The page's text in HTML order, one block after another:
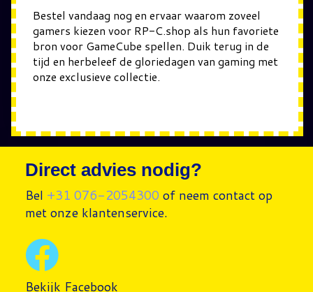
Bestel vandaag nog en ervaar waarom zoveel
gamers kiezen voor RP-C.shop als hun favoriete
bron voor GameCube spellen. Duik terug in de
tijd en herbeleef de gloriedagen van gaming met
onze exclusieve collectie.
Direct advies nodig?
Bel +31 076-2054300 of neem contact op
met onze klantenservice.
Bekijk Facebook